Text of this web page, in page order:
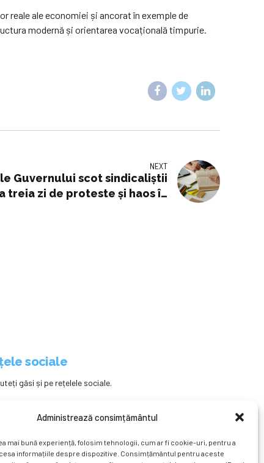
Administrează consimțământul
mai bună experiență, folosim tehnologii, cum ar fi cookie-uri, pentru a
informațiile despre dispozitive. Consimțământul pentru aceste
reale ale economiei și ancorat în exemple de
modernă și orientarea vocațională timpurie.
NEXT
Guvernului scot sindicaliștii
treia zi de proteste și haos în
sociale
găsi și pe rețelele sociale.